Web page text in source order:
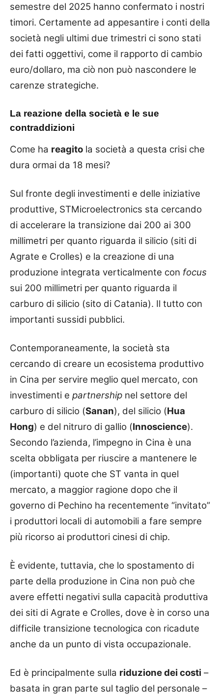
semestre del 2025 hanno confermato i nostri
timori. Certamente ad appesantire i conti della
società negli ultimi due trimestri ci sono stati
dei fatti oggettivi, come il rapporto di cambio
euro/dollaro, ma ciò non può nascondere le
carenze strategiche.
La reazione della società e le sue
contraddizioni
Come ha reagito la società a questa crisi che
dura ormai da 18 mesi?
Sul fronte degli investimenti e delle iniziative
produttive, STMicroelectronics sta cercando
di accelerare la transizione dai 200 ai 300
millimetri per quanto riguarda il silicio (siti di
Agrate e Crolles) e la creazione di una
produzione integrata verticalmente con focus
sui 200 millimetri per quanto riguarda il
carburo di silicio (sito di Catania). Il tutto con
importanti sussidi pubblici.
Contemporaneamente, la società sta
cercando di creare un ecosistema produttivo
in Cina per servire meglio quel mercato, con
investimenti e partnership nel settore del
carburo di silicio (Sanan), del silicio (Hua
Hong) e del nitruro di gallio (Innoscience).
Secondo l’azienda, l’impegno in Cina è una
scelta obbligata per riuscire a mantenere le
(importanti) quote che ST vanta in quel
mercato, a maggior ragione dopo che il
governo di Pechino ha recentemente “invitato”
i produttori locali di automobili a fare sempre
più ricorso ai produttori cinesi di chip.
È evidente, tuttavia, che lo spostamento di
parte della produzione in Cina non può che
avere effetti negativi sulla capacità produttiva
dei siti di Agrate e Crolles, dove è in corso una
difficile transizione tecnologica con ricadute
anche da un punto di vista occupazionale.
Ed è principalmente sulla riduzione dei costi –
basata in gran parte sul taglio del personale –